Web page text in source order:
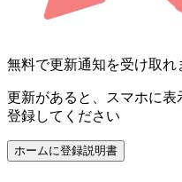
無料で更新通知を受け取れ
更新があると、スマホに表
登録してください
ホームに登録説明書